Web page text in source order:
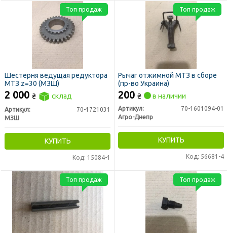
Шестерня ведущая редуктора
МТЗ z=30 (МЗШ)
2 000 ₴ склад
Артикул:
70-1721031
МЗШ
КУПИТЬ
Код: 15084-1
Топ продаж
Рычаг отжимной МТЗ в сборе
(пр-во Украина)
200 ₴ в наличии
Артикул:
70-1601094-01
Агро-Днепр
КУПИТЬ
Код: 56681-4
Топ продаж
Топ продаж Топ продаж